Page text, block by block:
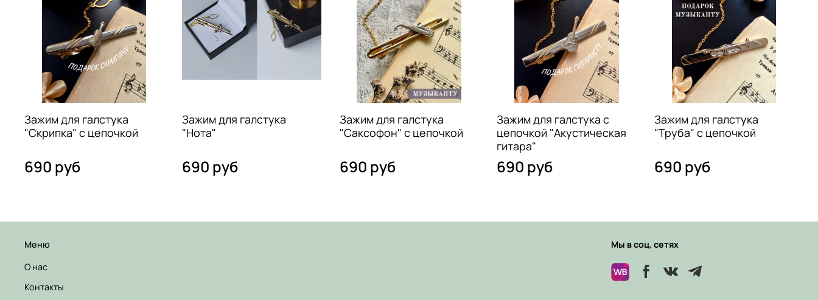
Зажим для галстука
"Скрипка" с цепочкой
690 руб
Зажим для галстука
"Нота"
690 руб
Зажим для галстука
"Саксофон" с цепочкой
690 руб
Зажим для галстука с
цепочкой "Акустическая
гитара"
690 руб
Зажим для галстука
"Труба" с цепочкой
690 руб
Меню
О нас
Контакты
Мы в соц. сетях